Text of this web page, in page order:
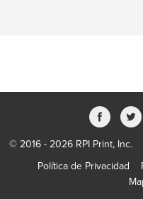
© 2016 - 2026 RPI Print, Inc.
Política de Privacidad